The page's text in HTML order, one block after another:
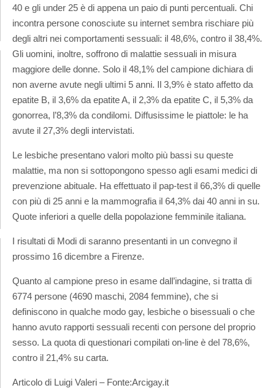
40 e gli under 25 è di appena un paio di punti percentuali. Chi
incontra persone conosciute su internet sembra rischiare più
degli altri nei comportamenti sessuali: il 48,6%, contro il 38,4%.
Gli uomini, inoltre, soffrono di malattie sessuali in misura
maggiore delle donne. Solo il 48,1% del campione dichiara di
non averne avute negli ultimi 5 anni. Il 3,9% è stato affetto da
epatite B, il 3,6% da epatite A, il 2,3% da epatite C, il 5,3% da
gonorrea, l’8,3% da condilomi. Diffusissime le piattole: le ha
avute il 27,3% degli intervistati.
Le lesbiche presentano valori molto più bassi su queste
malattie, ma non si sottopongono spesso agli esami medici di
prevenzione abituale. Ha effettuato il pap-test il 66,3% di quelle
con più di 25 anni e la mammografia il 64,3% dai 40 anni in su.
Quote inferiori a quelle della popolazione femminile italiana.
I risultati di Modi di saranno presentanti in un convegno il
prossimo 16 dicembre a Firenze.
Quanto al campione preso in esame dall’indagine, si tratta di
6774 persone (4690 maschi, 2084 femmine), che si
definiscono in qualche modo gay, lesbiche o bisessuali o che
hanno avuto rapporti sessuali recenti con persone del proprio
sesso. La quota di questionari compilati on-line è del 78,6%,
contro il 21,4% su carta.
Articolo di Luigi Valeri – Fonte:Arcigay.it